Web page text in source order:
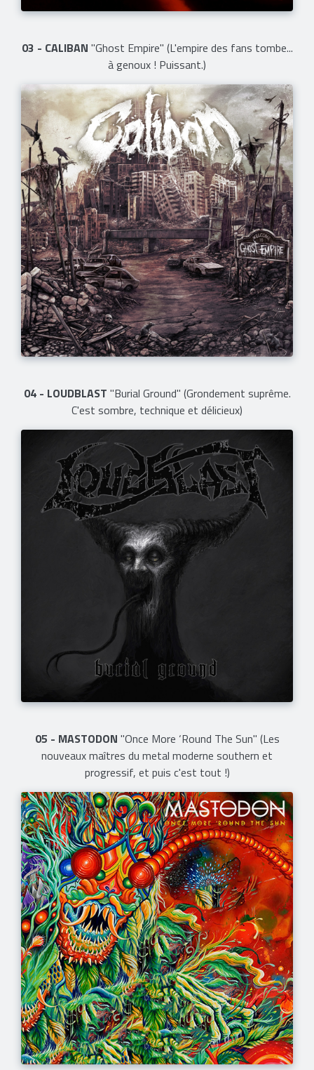
03 - CALIBAN "Ghost Empire" (L'empire des fans tombe...
à genoux ! Puissant.)
04 - LOUDBLAST "Burial Ground" (Grondement suprême.
C'est sombre, technique et délicieux)
05 - MASTODON "Once More ‘Round The Sun" (Les
nouveaux maîtres du metal moderne southern et
progressif, et puis c'est tout !)